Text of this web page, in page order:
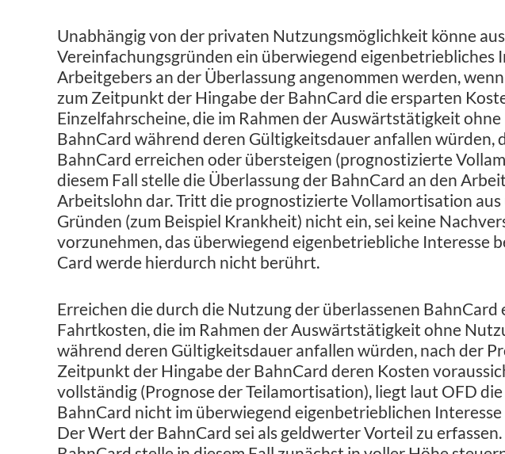
Unabhängig von der privaten Nutzungsmöglichkeit könne aus
Vereinfachungsgründen ein überwiegend eigenbetriebliches
Arbeitgebers an der Überlassung angenommen werden,
zum Zeitpunkt der Hingabe der BahnCard die ersparten
Einzelfahrscheine, die im Rahmen der Auswärtstätigkeit
BahnCard während deren Gültigkeitsdauer anfallen würden,
BahnCard erreichen oder übersteigen (prognostizierte
diesem Fall stelle die Überlassung der BahnCard an den
Arbeitslohn dar. Tritt die prognostizierte Vollamortisation
Gründen (zum Beispiel Krankheit) nicht ein, sei keine
vorzunehmen, das überwiegend eigenbetriebliche Interesse
Card werde hierdurch nicht berührt.
Erreichen die durch die Nutzung der überlassenen BahnCard
Fahrtkosten, die im Rahmen der Auswärtstätigkeit ohne
während deren Gültigkeitsdauer anfallen würden, nach der
Zeitpunkt der Hingabe der BahnCard deren Kosten
vollständig (Prognose der Teilamortisation), liegt laut OFD
BahnCard nicht im überwiegend eigenbetrieblichen
Der Wert der BahnCard sei als geldwerter Vorteil zu